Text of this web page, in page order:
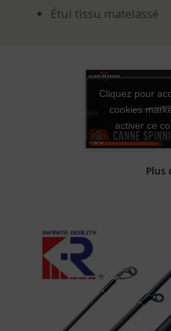
Étui tissu matelassé
Cliquez pour
cookies
activer ce
Plus